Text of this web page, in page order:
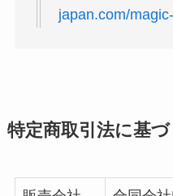
japan.com/
特定商取引法に基